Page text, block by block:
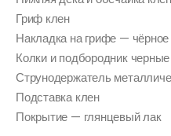
Гриф клен
Накладка на грифе —
Колки и подбородник черные
Струнодержатель
Подставка клен
Покрытие — глянцевый лак